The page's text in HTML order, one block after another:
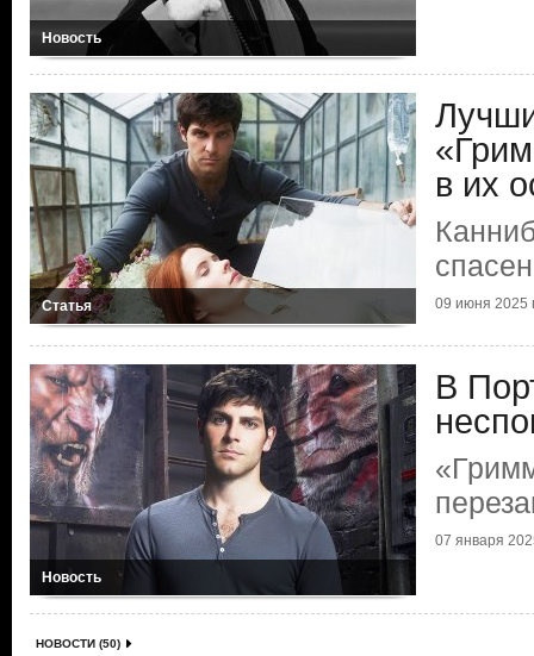
Новость
Статья
в их
09 июня 2025
Новость
В
07 января
НОВОСТИ (50)